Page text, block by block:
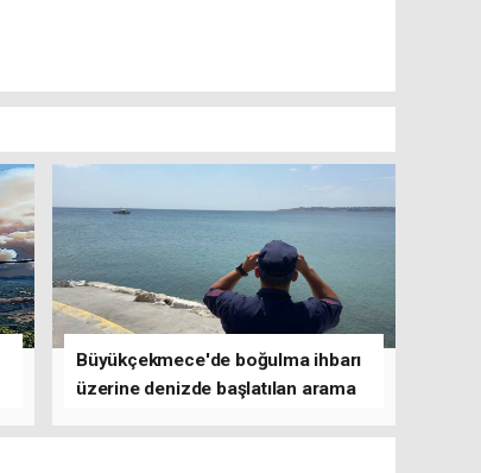
Büyükçekmece'de boğulma ihbarı
üzerine denizde başlatılan arama